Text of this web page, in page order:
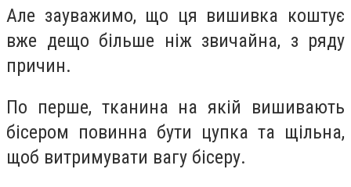
Але зауважимо, що ця вишивка коштує
вже дещо більше ніж звичайна, з ряду
причин.
По перше, тканина на якій вишивають
бісером повинна бути цупка та щільна,
щоб витримувати вагу бісеру.